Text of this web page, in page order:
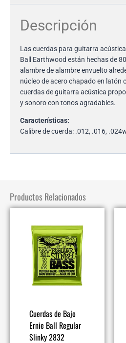
Descripción
Las cuerdas para guitarra
Ball Earthwood están hechas de
alambre de alambre envuelto
núcleo de acero chapado en latón
cuerdas de guitarra acústica
y sonoro con tonos agradables.
Características:
Calibre de cuerda: .012, .016,
Productos Relacionados
Cuerdas de Bajo
Ernie Ball Regular
Slinky 2832